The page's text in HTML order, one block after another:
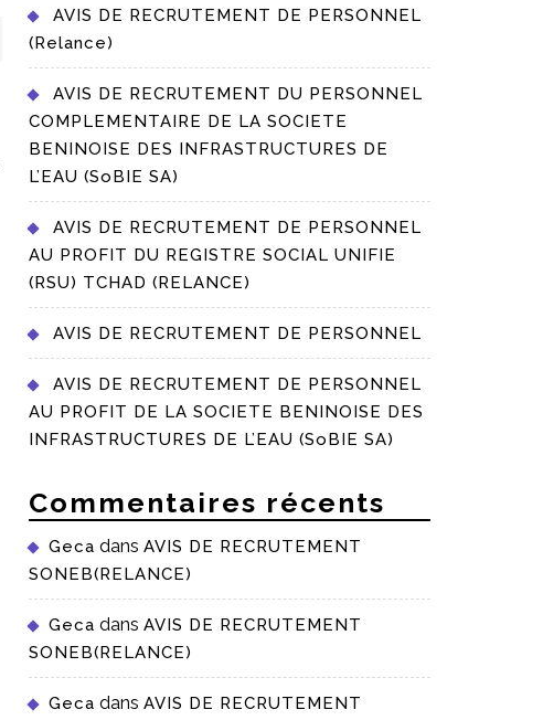
AVIS DE RECRUTEMENT DE PERSONNEL
(Relance)
AVIS DE RECRUTEMENT DU PERSONNEL
COMPLEMENTAIRE DE LA SOCIETE
BENINOISE DES INFRASTRUCTURES DE
L’EAU (SoBIE SA)
AVIS DE RECRUTEMENT DE PERSONNEL
AU PROFIT DU REGISTRE SOCIAL UNIFIE
(RSU) TCHAD (RELANCE)
AVIS DE RECRUTEMENT DE PERSONNEL
AVIS DE RECRUTEMENT DE PERSONNEL
AU PROFIT DE LA SOCIETE BENINOISE DES
INFRASTRUCTURES DE L’EAU (SoBIE SA)
Commentaires récents
Geca dans AVIS DE RECRUTEMENT
SONEB(RELANCE)
Geca dans AVIS DE RECRUTEMENT
SONEB(RELANCE)
Geca dans AVIS DE RECRUTEMENT